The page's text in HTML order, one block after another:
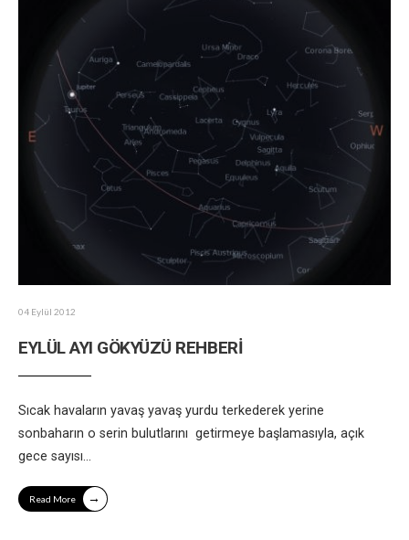
04 Eylül 2012
EYLÜL AYI GÖKYÜZÜ REHBERİ
Sıcak havaların yavaş yavaş yurdu terkederek yerine
sonbaharın o serin bulutlarını getirmeye başlamasıyla, açık
gece sayısı...
Read More →